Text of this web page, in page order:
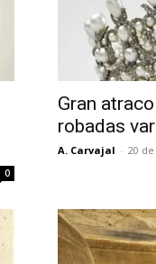
0
Gran
robadas
A. Carvajal - 20